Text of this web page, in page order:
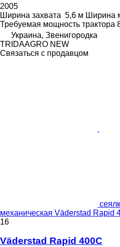
2005
Ширина захвата 5,6 м Ширина
Требуемая мощность трактора
Украина, Звенигородка
TRIDAAGRO NEW
Связаться с продавцом
механическая Väderstad Rapid
16
Väderstad Rapid 400C